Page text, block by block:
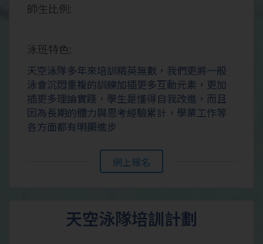
師生比例:
泳班特色:
天空泳隊多年來培訓精英無數，我們更將一般
泳會沉悶重複的訓練加插更多互動元素，更加
插更多理論實踐，學生是懂得自我改進，而且
因為長期的體力與思考經驗累計，學業工作等
各方面都有明顯進步
網上報名
天空泳隊培訓計劃